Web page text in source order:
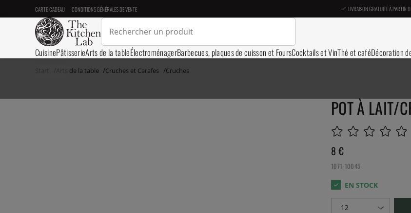
CARTE-CADEAU CONDITIONS GÉNÉRALES DE VENTE LIVRAISON GRATUITE À PARTIR
CuisinePâtisserieArts de la tableÉlectroménagerBarbecues, plaques de cuisson et FoursCocktails et VinThé et caféDécoration
Start Arts de la table Cruches et Carafes Cruches
POT À LAIT/
8 €
1071-10045